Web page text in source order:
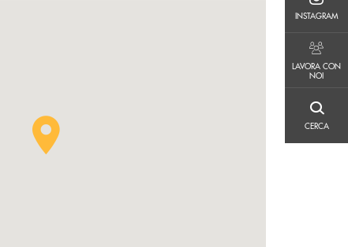
INSTAGRAM
INSTAGRAM
LAVORA CON
NOI
CERCA